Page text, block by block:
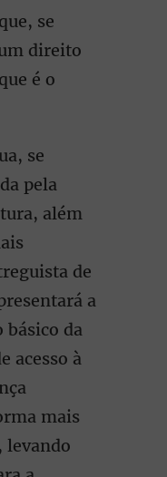
se
direito
é o
se
pela
além
de
a
da
acesso à
mais
levando